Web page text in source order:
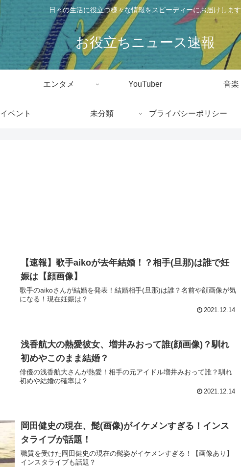
日々の生活に役立つ様々な情報をスピーディーにお届けします
お役立ちニュース速報
エンタメ YouTuber 音楽
イベント 未分類 プライバシーポリシー
【速報】歌手aikoが去年結婚！？相手(旦那)は誰で妊
娠は【顔画像】
歌手のaikoさんが結婚を発表！結婚相手(旦那)は誰？名前や顔画像が気
になる！現在妊娠は？
2021.12.14
浅香航大の熱愛彼女、増井みおって誰(顔画像)？馴れ
初めやこのまま結婚？
俳優の浅香航大さんが熱愛！相手の元アイドル増井みおって誰？馴れ
初めや結婚の確率は？
2021.12.14
岡田健史の現在、髭(画像)がイケメンすぎる！インス
タライブが話題！
職質を受けた岡田健史の現在の髭姿がイケメンすぎる！【画像あり】
インスタライブも話題？